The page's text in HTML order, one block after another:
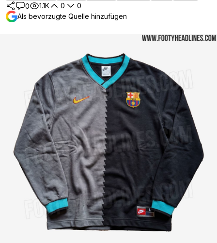
0
1.1K 0
0
Als bevorzugte Quelle hinzufügen